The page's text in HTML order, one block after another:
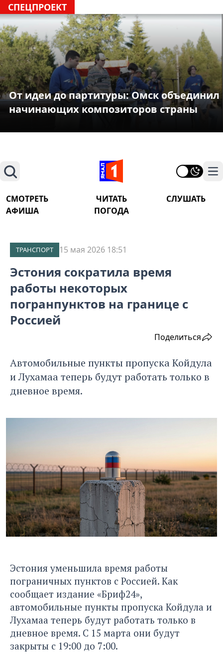
СПЕЦПРОЕКТ
От идеи до партитуры: Омск объединил
начинающих композиторов страны
Поиск
СМОТРЕТЬ ЧИТАТЬ
СЛУШАТЬ
АФИША
ПОГОДА
ТРАНСПОРТ 15 мая 2026 18:51
Эстония сократила время
работы некоторых
погранпунктов на границе с
Россией
Поделиться
Автомобильные пункты пропуска Койдула
и Лухамаа теперь будут работать только в
дневное время.
Эстония уменьшила время работы
пограничных пунктов с Россией. Как
сообщает издание «Бриф24»,
автомобильные пункты пропуска Койдула и
Лухамаа теперь будут работать только в
дневное время. С 15 марта они будут
закрыты с 19:00 до 7:00.